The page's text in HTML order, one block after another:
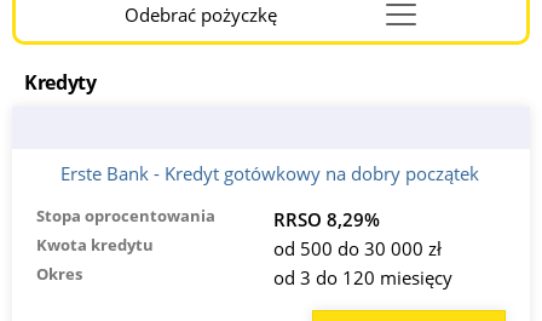
Odebrać pożyczkęMenu
Burger
Kredyty
Erste Bank - Kredyt gotówkowy na dobry początek
Stopa oprocentowania RRSO 8,29%
Kwota kredytu od 500 do 30 000 zł
Okres od 3 do 120 miesięcy